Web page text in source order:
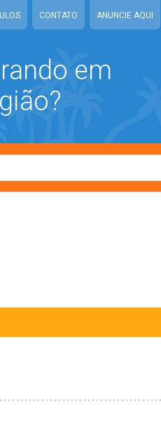
CONTATO ANUNCIE AQUI
em